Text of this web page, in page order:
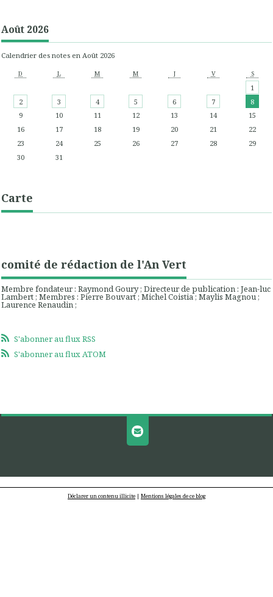
Août 2026
Calendrier des notes en Août 2026
D L M M J V S
1
2
3 4 5 6 7
8
9
10 11 12 13 14
15
16
17 18 19 20 21
22
23
24 25 26 27 28
29
30
31
Carte
comité de rédaction de l'An Vert
Membre fondateur : Raymond Goury ; Directeur de publication : Jean-luc
Lambert ; Membres : Pierre Bouvart ; Michel Coistia ; Maylis Magnou ;
Laurence Renaudin ;
S'abonner au flux RSS
S'abonner au flux ATOM
Déclarer un contenu illicite | Mentions légales de ce blog